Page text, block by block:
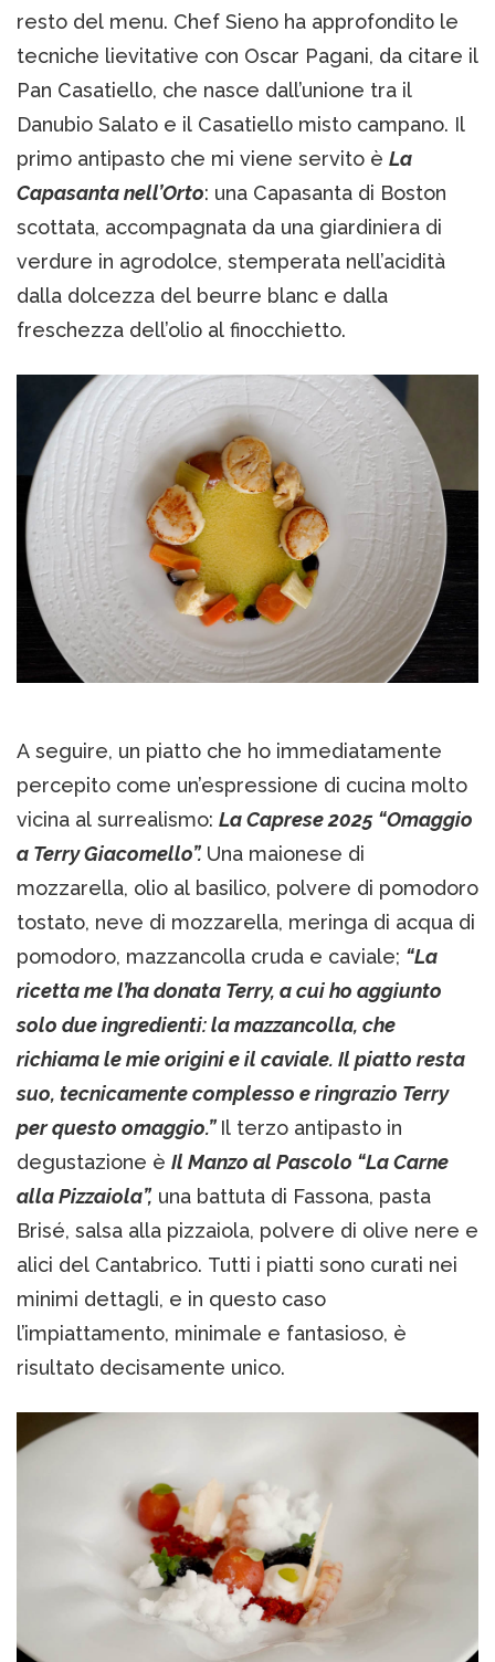
resto del menu. Chef Sieno ha approfondito le
tecniche lievitative con Oscar Pagani, da citare il
Pan Casatiello, che nasce dall’unione tra il
Danubio Salato e il Casatiello misto campano. Il
primo antipasto che mi viene servito è La
Capasanta nell’Orto: una Capasanta di Boston
scottata, accompagnata da una giardiniera di
verdure in agrodolce, stemperata nell’acidità
dalla dolcezza del beurre blanc e dalla
freschezza dell’olio al finocchietto.
A seguire, un piatto che ho immediatamente
percepito come un’espressione di cucina molto
vicina al surrealismo: La Caprese 2025 “Omaggio
a Terry Giacomello”. Una maionese di
mozzarella, olio al basilico, polvere di pomodoro
tostato, neve di mozzarella, meringa di acqua di
pomodoro, mazzancolla cruda e caviale; “La
ricetta me l’ha donata Terry, a cui ho aggiunto
solo due ingredienti: la mazzancolla, che
richiama le mie origini e il caviale. Il piatto resta
suo, tecnicamente complesso e ringrazio Terry
per questo omaggio.” Il terzo antipasto in
degustazione è Il Manzo al Pascolo “La Carne
alla Pizzaiola”, una battuta di Fassona, pasta
Brisé, salsa alla pizzaiola, polvere di olive nere e
alici del Cantabrico. Tutti i piatti sono curati nei
minimi dettagli, e in questo caso
l’impiattamento, minimale e fantasioso, è
risultato decisamente unico.